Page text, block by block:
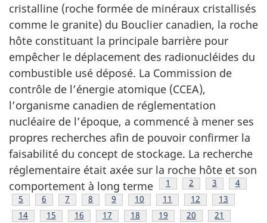
cristalline (roche formée de minéraux cristallisés
comme le granite) du Bouclier canadien, la roche
hôte constituant la principale barrière pour
empêcher le déplacement des radionucléides du
combustible usé déposé. La Commission de
contrôle de l’énergie atomique (CCEA),
l’organisme canadien de réglementation
nucléaire de l’époque, a commencé à mener ses
propres recherches afin de pouvoir confirmer la
faisabilité du concept de stockage. La recherche
réglementaire était axée sur la roche hôte et son
comportement à long terme
Footnote
1 Footnote
2 Footnote
3
4
Footnote
5 Footnote
6 Footnote
7 Footnote
8 Footnote
9 Footnote
10 Footnote
11 Footnote
12 Footnote
13
Footnote
14 Footnote
15 Footnote
16 Footnote
17 Footnote
18 Footnote
19 Footnote
20 Footnote
21